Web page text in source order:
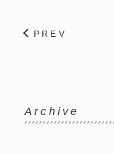
PREV
Archive